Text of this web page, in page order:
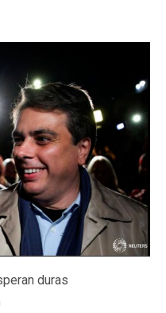
duras